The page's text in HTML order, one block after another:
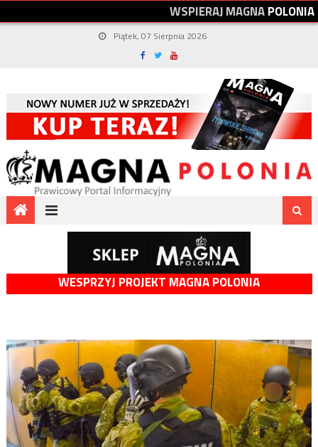
WSPIERAJMAGNAPOLONIA
Piątek, 07 Sierpnia 2026
WESPRZYJ PROJEKT MAGNA POLONIA